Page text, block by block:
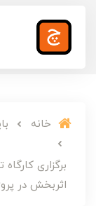
خانه
برگزاری
اثربخش در